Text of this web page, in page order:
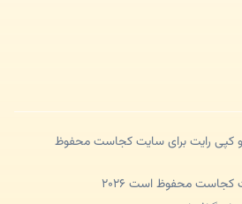
کپی رایت برای سایت کجاست محفوظ
محفوظ است ۲۰۲۶